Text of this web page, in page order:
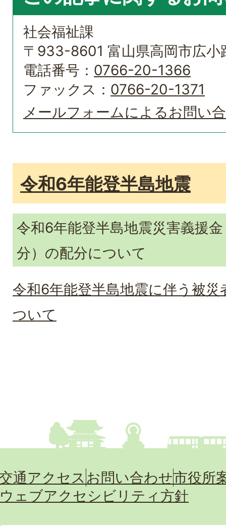
社会福祉課
〒933-8601 富山県高岡市広
電話番号： 0766-20-1366
ファックス： 0766-20-1371
メールフォームによるお問い
令和6年能登半島地震
令和6年能登半島地震災害義援
分）の配分について
令和6年能登半島地震に伴う被
ついて
通アクセス お問い合わせ市役所
ウェブアクセシビリティ方針